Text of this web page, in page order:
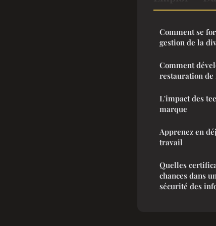
Comment se
gestion de la
Comment
restauration de
L'impact des
marque
Apprenez en
travail
Quelles
chances dans
sécurité des